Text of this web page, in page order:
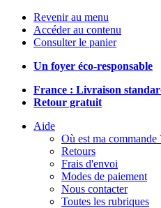
Revenir au menu
Accéder au contenu
Consulter le panier
Un foyer éco-responsable
France : Livraison
Retour gratuit
Aide
Où est ma commande
Retours
Frais d'envoi
Modes de paiement
Nous contacter
Toutes les rubriques